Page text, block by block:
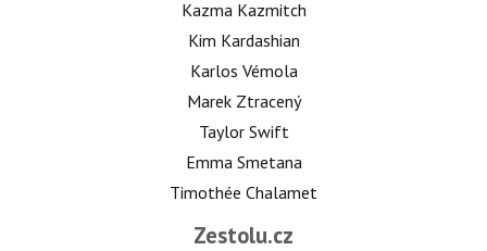
Kazma Kazmitch
Kim Kardashian
Karlos Vémola
Marek Ztracený
Taylor Swift
Emma Smetana
Timothée Chalamet
Zestolu.cz